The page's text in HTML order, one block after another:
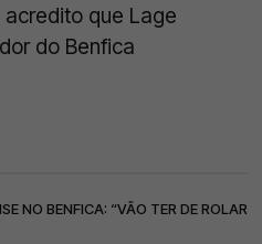
que Lage
do Benfica
NO BENFICA: “VÃO TER DE ROLAR